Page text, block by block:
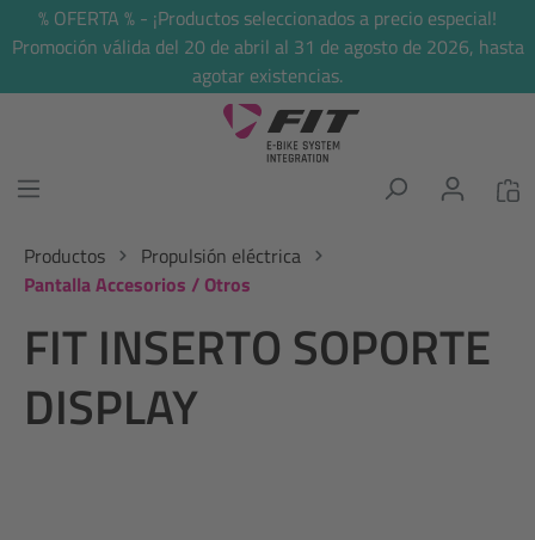
principal
% OFERTA % - ¡Productos seleccionados a precio especial!
Promoción válida del 20 de abril al 31 de agosto de 2026, hasta
agotar existencias.
Productos
Propulsión eléctrica
Pantalla Accesorios / Otros
FIT INSERTO SOPORTE
DISPLAY